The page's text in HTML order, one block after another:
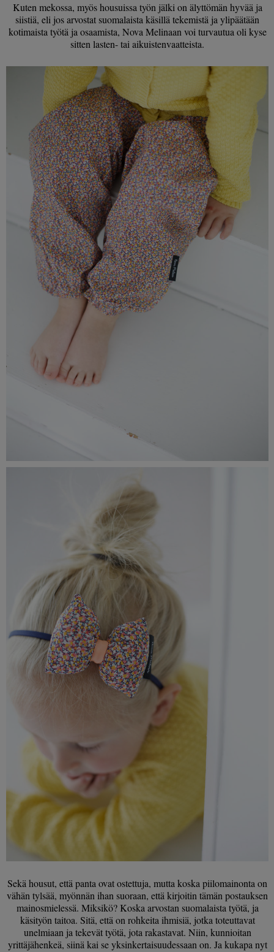
Kuten mekossa, myös housuissa työn jälki on älyttömän hyvää ja
siistiä, eli jos arvostat suomalaista käsillä tekemistä ja ylipäätään
kotimaista työtä ja osaamista, Nova Melinaan voi turvautua oli kyse
sitten lasten- tai aikuistenvaatteista.
Sekä housut, että panta ovat ostettuja, mutta koska piilomainonta on
vähän tylsää, myönnän ihan suoraan, että kirjoitin tämän postauksen
mainosmielessä. Miksikö? Koska arvostan suomalaista työtä, ja
käsityön taitoa. Sitä, että on rohkeita ihmisiä, jotka toteuttavat
unelmiaan ja tekevät työtä, jota rakastavat. Niin, kunnioitan
yrittäjähenkeä, siinä kai se yksinkertaisuudessaan on. Ja kukapa nyt